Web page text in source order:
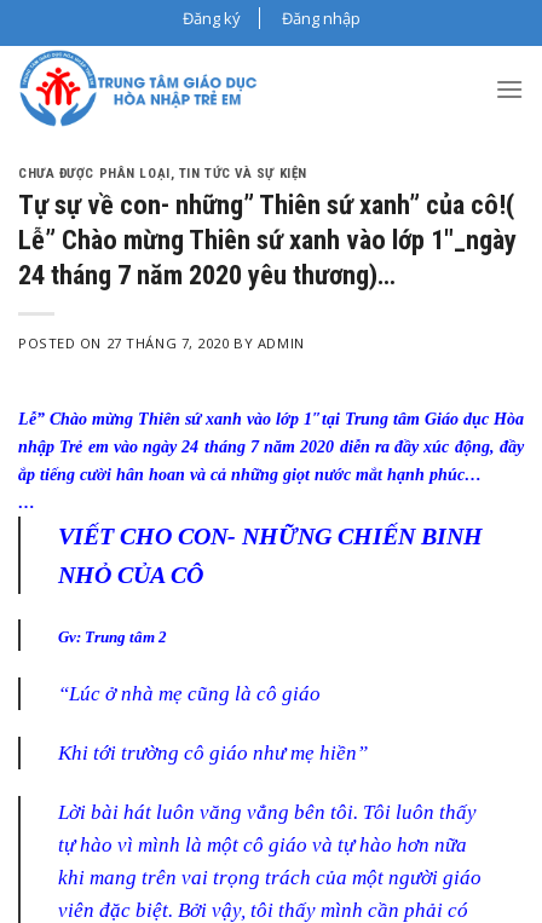
to
content
Đăng ký Đăng nhập
CHƯA ĐƯỢC PHÂN LOẠI, TIN TỨC VÀ SỰ KIỆN
Tự sự về con- những” Thiên sứ xanh” của cô!(
Lễ” Chào mừng Thiên sứ xanh vào lớp 1″_ngày
24 tháng 7 năm 2020 yêu thương)…
POSTED ON 27 THÁNG 7, 2020 BY ADMIN
Lễ” Chào mừng Thiên sứ xanh vào lớp 1″tại Trung tâm Giáo dục Hòa
nhập Trẻ em vào ngày 24 tháng 7 năm 2020 diễn ra đầy xúc động, đầy
ắp tiếng cười hân hoan và cả những giọt nước mắt hạnh phúc…
…
VIẾT CHO CON- NHỮNG CHIẾN BINH
NHỎ CỦA CÔ
Gv: Trung tâm 2
“Lúc ở nhà mẹ cũng là cô giáo
Khi tới trường cô giáo như mẹ hiền”
Lời bài hát luôn văng vẳng bên tôi. Tôi luôn thấy
tự hào vì mình là một cô giáo và tự hàohơn nữa
khi mang trên vai trọng trách của một người giáo
viên đặc biệt. Bởi vậy, tôi thấy mình cần phải có